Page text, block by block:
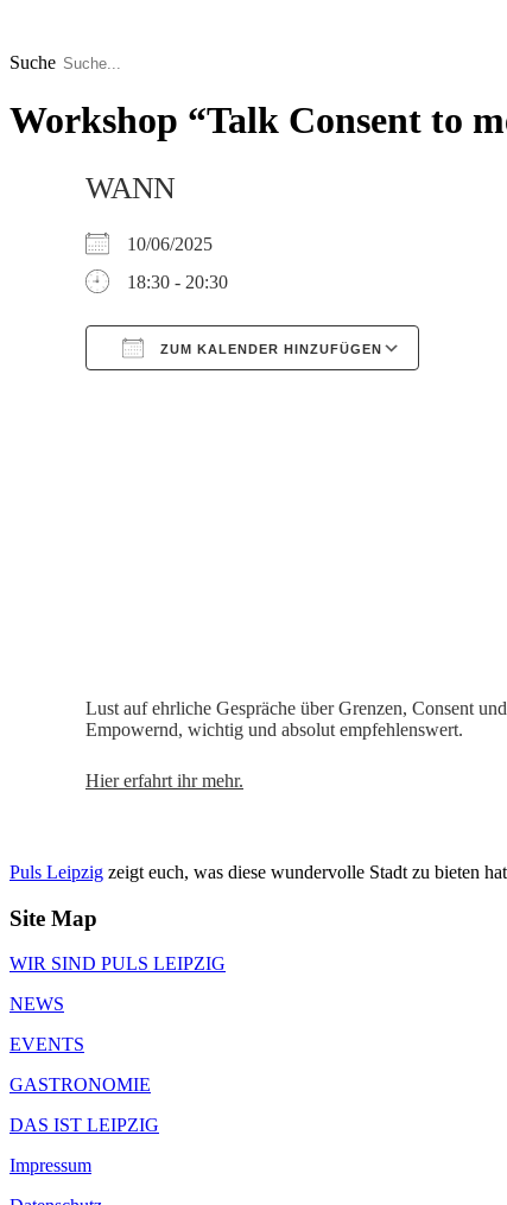
springen
Suche
Workshop “Talk Consent to
WANN
10/06/2025
18:30 - 20:30
ZUM KALENDER HINZUFÜGEN
Lust auf ehrliche Gespräche über Grenzen, Consent
Empowernd, wichtig und absolut empfehlenswert.
Hier erfahrt ihr mehr.
Puls Leipzig zeigt euch, was diese wundervolle Stadt zu bieten
Site Map
WIR SIND PULS LEIPZIG
NEWS
EVENTS
GASTRONOMIE
DAS IST LEIPZIG
Impressum